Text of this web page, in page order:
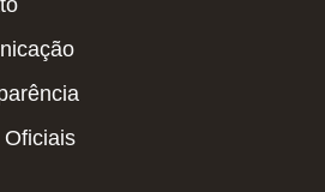
Oficiais